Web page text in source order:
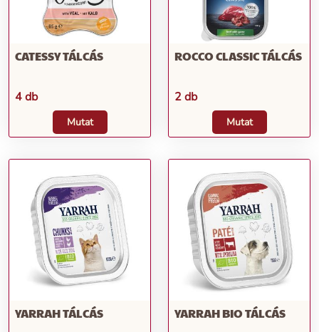
CATESSY TÁLCÁS
4 db
Mutat
ROCCO CLASSIC TÁLCÁS
2 db
Mutat
YARRAH TÁLCÁS YARRAH BIO TÁLCÁS